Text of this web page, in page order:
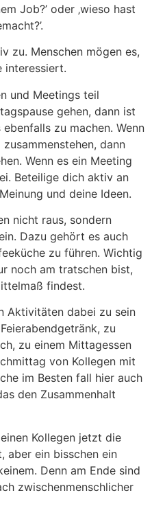
Job?’ oder ‚wieso hast
zu. Menschen mögen es,
interessiert.
und Meetings teil
gehen, dann ist
zu machen. Wenn
dann
Wenn es ein Meeting
Beteilige dich aktiv an
und deine Ideen.
nicht raus, sondern
Dazu gehört es auch
zu führen. Wichtig
noch am tratschen bist,
findest.
Aktivitäten dabei zu sein
zu
zu einem Mittagessen
von Kollegen mit
im Besten fall hier auch
den Zusammenhalt
Kollegen jetzt die
aber ein bisschen ein
Denn am Ende sind
zwischenmenschlicher